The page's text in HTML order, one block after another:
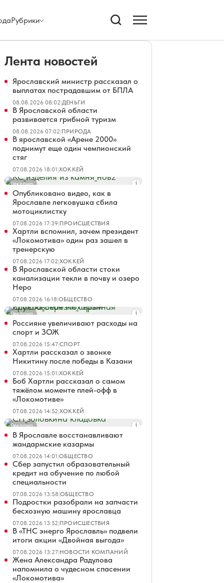
Рубрики
Лента новостей
Ярославский министр рассказал о
выплатах пострадавшим от БПЛА
08.08.2026 08:02|ДЕНЬГИ
В Ярославской области
развивается грибной туризм
08.08.2026 07:02|ПРИРОДА
В ярославской «Арене 2000»
поднимут еще один чемпионский
стяг
07.08.2026 18:01|ХОККЕЙ
Реклама
Опубликовано видео, как в
Ярославле легковушка сбила
мотоциклистку
07.08.2026 17:39|ПРОИСШЕСТВИЯ
Хартли вспомнил, зачем президент
«Локомотива» один раз зашел в
тренерскую
07.08.2026 17:02|ХОККЕЙ
В Ярославской области стоки
канализации текли в почву и озеро
Неро
07.08.2026 16:18|ОБЩЕСТВО
Реклама
Россияне увеличивают расходы на
спорт и ЗОЖ
07.08.2026 15:47|СПОРТ
Хартли рассказал о звонке
Никитину после победы в Казани
07.08.2026 15:01|ХОККЕЙ
Боб Хартли рассказал о самом
тяжёлом моменте плей-офф в
«Локомотиве»
07.08.2026 14:52|ХОККЕЙ
Реклама
В Ярославле восстанавливают
жандармские казармы
07.08.2026 14:01|ОБЩЕСТВО
Сбер запустил образовательный
кредит на обучение по любой
специальности
07.08.2026 13:58|ОБЩЕСТВО
Подростки разобрали на запчасти
бесхозную машину ярославца
07.08.2026 13:52|ПРОИСШЕСТВИЯ
В «ТНС энерго Ярославль» подвели
итоги акции «Двойная выгода»
07.08.2026 13:27|НОВОСТИ КОМПАНИЙ
Жена Александра Радулова
напомнила о чудесном спасении
«Локомотива»